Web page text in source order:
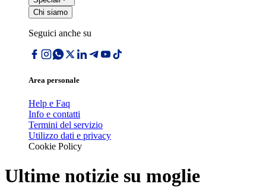
Chi siamo
Seguici anche su
Area personale
Help e Faq
Info e contatti
Termini del servizio
Utilizzo dati e privacy
Cookie Policy
Ultime notizie su moglie